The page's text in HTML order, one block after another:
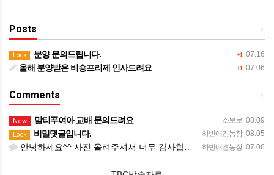
+
Posts
+1 07.16
Lock 분양 문의드립니다.
+1 07.06
올해 분양받은 비숑프리제 인사드려요
+
Comments
소보로 08.09
New 말티푸여아 교배 문의드려요
하빈애견농장 08.05
Lock 비밀댓글입니다.
하빈애견농장 07.06
안녕하세요^^ 사진 올려주셔서 너무 감사합니다. 강아지도 너무 행복해보이네요 늘 행복하시길 바랍니다! 감사합…